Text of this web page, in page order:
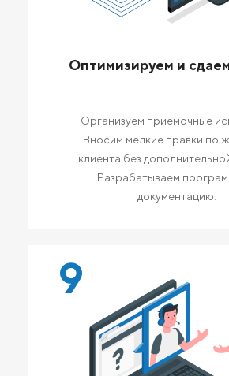
Оптимизируем и
Организуем приемочные
Вносим мелкие правки по
клиента без
Разрабатываем
документацию.
9